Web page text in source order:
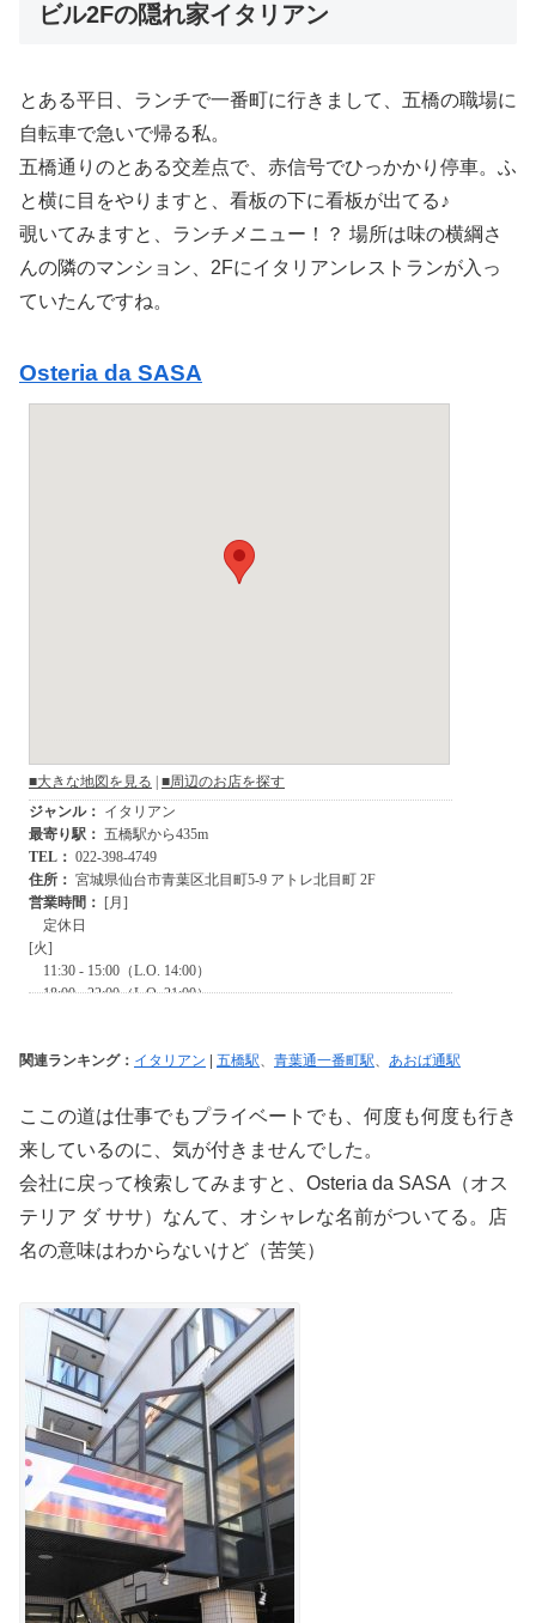
ビル2Fの隠れ家イタリアン
とある平日、ランチで一番町に行きまして、五橋の職場に
自転車で急いで帰る私。
五橋通りのとある交差点で、赤信号でひっかかり停車。ふ
と横に目をやりますと、看板の下に看板が出てる♪
覗いてみますと、ランチメニュー！？ 場所は味の横綱さ
んの隣のマンション、2Fにイタリアンレストランが入っ
ていたんですね。
Osteria da SASA
関連ランキング： イタリアン 五橋駅、 青葉通一番町駅、 あおば通駅
ここの道は仕事でもプライベートでも、何度も何度も行き
来しているのに、気が付きませんでした。
会社に戻って検索してみますと、Osteria da SASA（オス
テリア ダ ササ）なんて、オシャレな名前がついてる。店
名の意味はわからないけど（苦笑）